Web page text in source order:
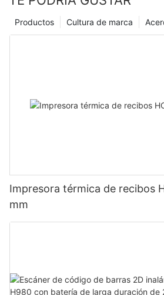
Cultura de marca
Productos
Impresora térmica de recibos
mm